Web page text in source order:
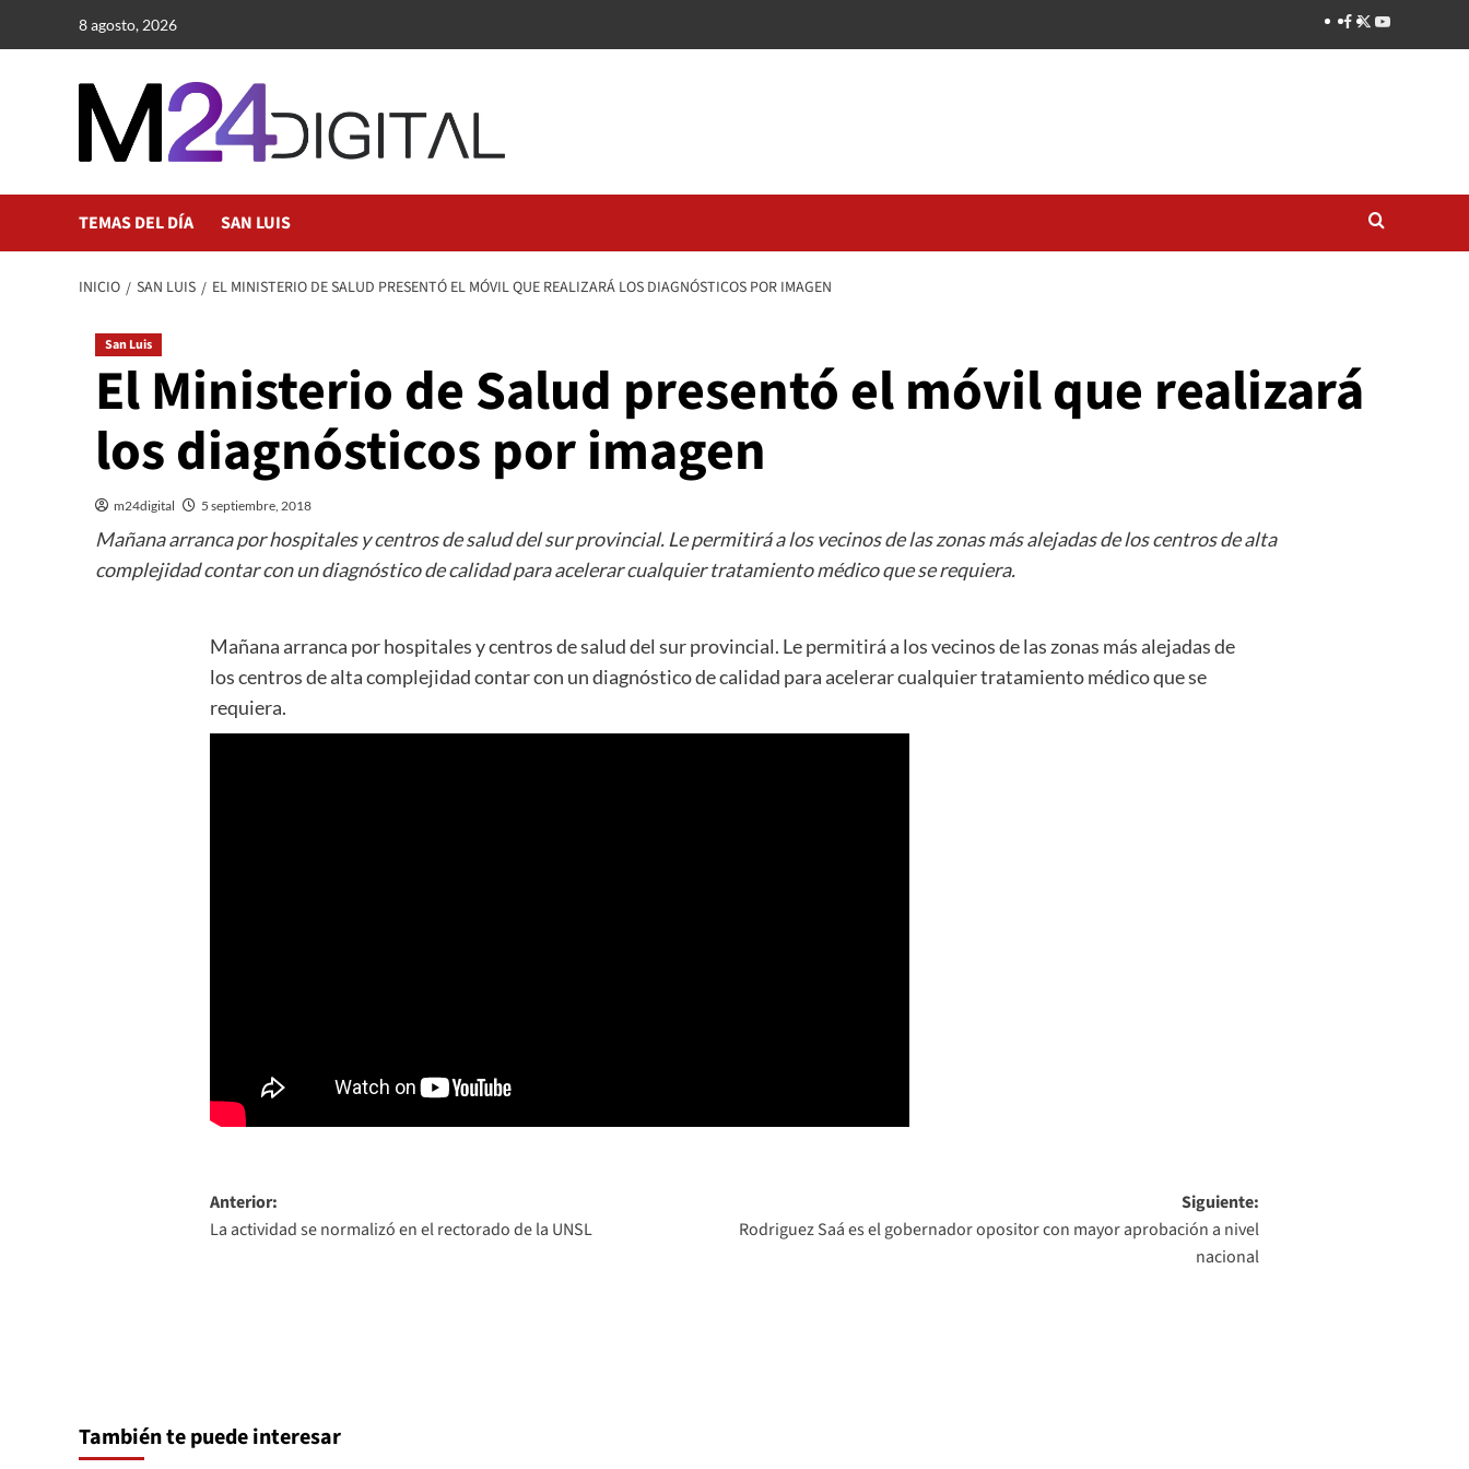
8 agosto, 2026
TEMAS DEL DÍA SAN LUIS
INICIO SAN LUIS EL MINISTERIO DE SALUD PRESENTÓ EL MÓVIL QUE REALIZARÁ LOS DIAGNÓSTICOS POR IMAGEN
San Luis
El Ministerio de Salud presentó el móvil que realizará
los diagnósticos por imagen
m24digital 5 septiembre, 2018
Mañana arranca por hospitales y centros de salud del sur provincial. Le permitirá a los vecinos de las zonas más alejadas de los centros de alta
complejidad contar con un diagnóstico de calidad para acelerar cualquier tratamiento médico que se requiera.
Mañana arranca por hospitales y centros de salud del sur provincial. Le permitirá a los vecinos de las zonas más alejadas de
los centros de alta complejidad contar con un diagnóstico de calidad para acelerar cualquier tratamiento médico que se
requiera.
Navegación
de
Anterior:
La actividad se normalizó en el rectorado de la UNSL
Siguiente:
Rodriguez Saá es el gobernador opositor con mayor aprobación a nivel
nacional
También te puede interesar